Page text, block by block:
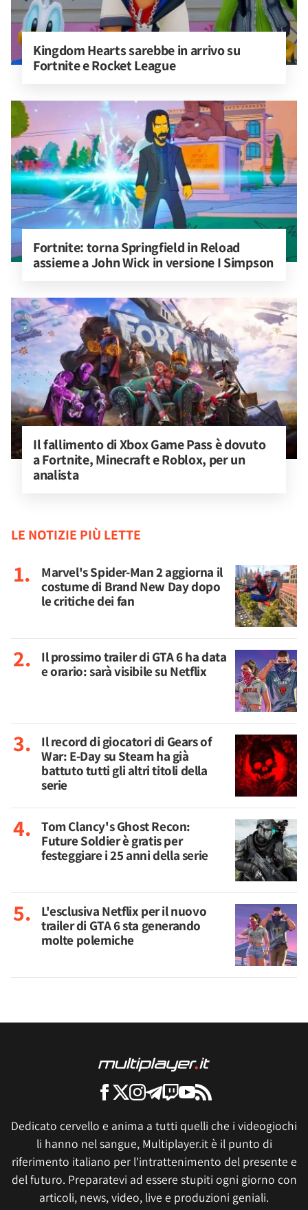
Kingdom Hearts sarebbe in arrivo su
Fortnite e Rocket League
Fortnite: torna Springfield in Reload
assieme a John Wick in versione I Simpson
Il fallimento di Xbox Game Pass è dovuto
a Fortnite, Minecraft e Roblox, per un
analista
LE NOTIZIE PIÙ LETTE
Marvel's Spider-Man 2 aggiorna il
costume di Brand New Day dopo
le critiche dei fan
Il prossimo trailer di GTA 6 ha data
e orario: sarà visibile su Netflix
Il record di giocatori di Gears of
War: E-Day su Steam ha già
battuto tutti gli altri titoli della
serie
Tom Clancy's Ghost Recon:
Future Soldier è gratis per
festeggiare i 25 anni della serie
L'esclusiva Netflix per il nuovo
trailer di GTA 6 sta generando
molte polemiche
Dedicato cervello e anima a tutti quelli che i videogiochi
li hanno nel sangue, Multiplayer.it è il punto di
riferimento italiano per l'intrattenimento del presente e
del futuro. Preparatevi ad essere stupiti ogni giorno con
articoli, news, video, live e produzioni geniali.